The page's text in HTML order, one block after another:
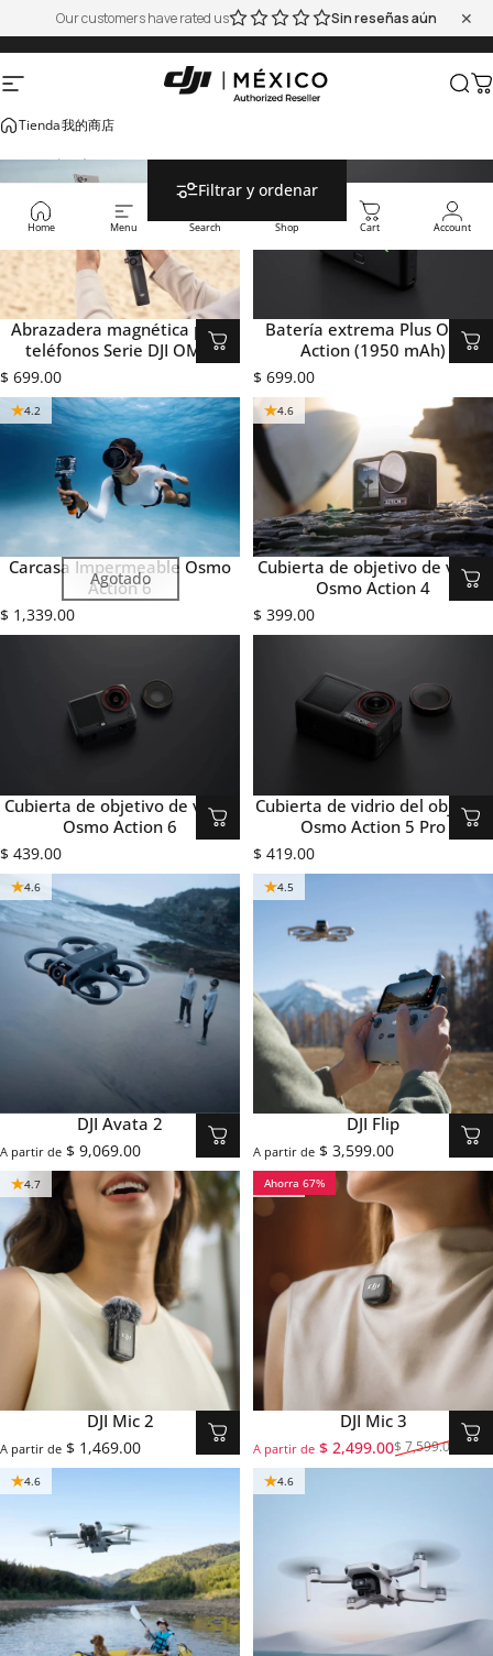
Ir directamente al contenido
a todo México Descuentos de verano, hasta un 45% de descuento.
Navegación DJI Shop
Home Menu Search Shop Cart Account
Tienda我的商店
我的商店
Filtrar y ordenar
Abrazadera magnética para
teléfonos Serie DJI OM 7
$ 699.00
Batería extrema Plus Osmo
Action (1950 mAh)
$ 699.00
4.2
Agotado
Carcasa Impermeable Osmo
Action 6
$ 1,339.00
4.6
Cubierta de objetivo de vidrio
Osmo Action 4
$ 399.00
Cubierta de objetivo de vidrio
Osmo Action 6
$ 439.00
Cubierta de vidrio del objetivo
Osmo Action 5 Pro
$ 419.00
4.6
DJI Avata 2
A partir de $ 9,069.00
4.5
DJI Flip
A partir de $ 3,599.00
4.7
DJI Mic 2
A partir de $ 1,469.00
4.7
Ahorra 67%
DJI Mic 3
Precio de oferta
A partir de $ 2,499.00
Precio habitual $ 7,599.00
4.6 4.6
✕
Sin reseñas aún ✕
Our customers have rated us Sin reseñas aún